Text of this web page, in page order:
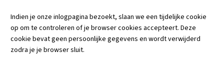
Indien je onze inlogpagina bezoekt, slaan we een tijdelijke cookie
op om te controleren of je browser cookies accepteert. Deze
cookie bevat geen persoonlijke gegevens en wordt verwijderd
zodra je je browser sluit.